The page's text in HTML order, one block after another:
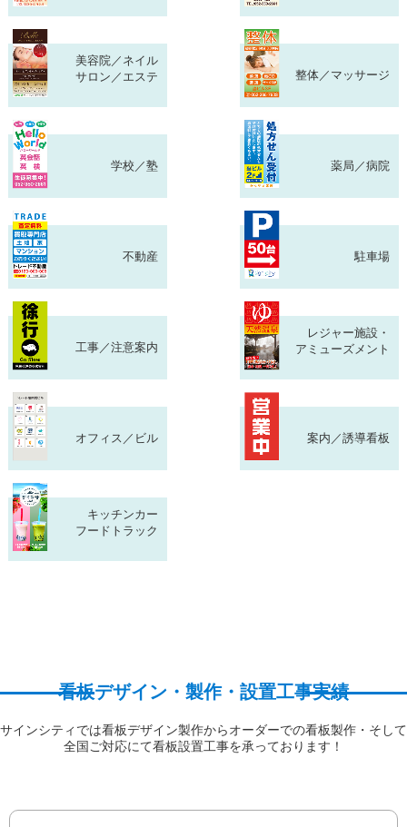
美容院／ネイル
サロン／エステ
整体／マッサージ
学校／塾 薬局／病院
不動産 駐車場
工事／注意案内
レジャー施設・
アミューズメント
オフィス／ビル 案内／誘導看板
キッチンカー
フードトラック
看板デザイン・製作・設置工事実績
サインシティでは看板デザイン製作からオーダーでの看板製作・そして
全国ご対応にて看板設置工事を承っております！